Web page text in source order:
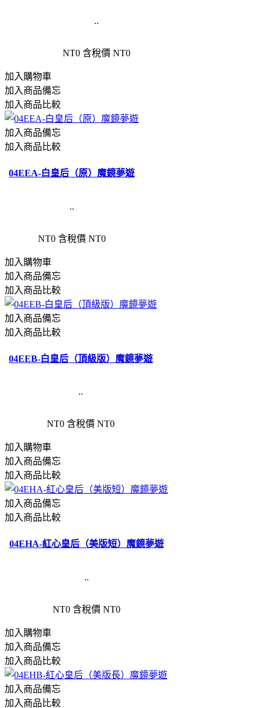
..
NT0 含稅價 NT0
加入購物車
加入商品備忘
加入商品比較
加入商品備忘
加入商品比較
04EEA-白皇后（原）魔鏡夢遊
..
NT0 含稅價 NT0
加入購物車
加入商品備忘
加入商品比較
加入商品備忘
加入商品比較
04EEB-白皇后（頂級版）魔鏡夢遊
..
NT0 含稅價 NT0
加入購物車
加入商品備忘
加入商品比較
加入商品備忘
加入商品比較
04EHA-紅心皇后（美版短）魔鏡夢遊
..
NT0 含稅價 NT0
加入購物車
加入商品備忘
加入商品比較
加入商品備忘
加入商品比較